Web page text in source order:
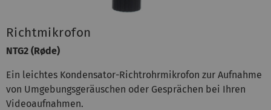
Richtmikrofon
NTG2 (Røde)
Ein leichtes Kondensator-Richtrohrmikrofon zur Aufnahme
von Umgebungsgeräuschen oder Gesprächen bei Ihren
Videoaufnahmen.